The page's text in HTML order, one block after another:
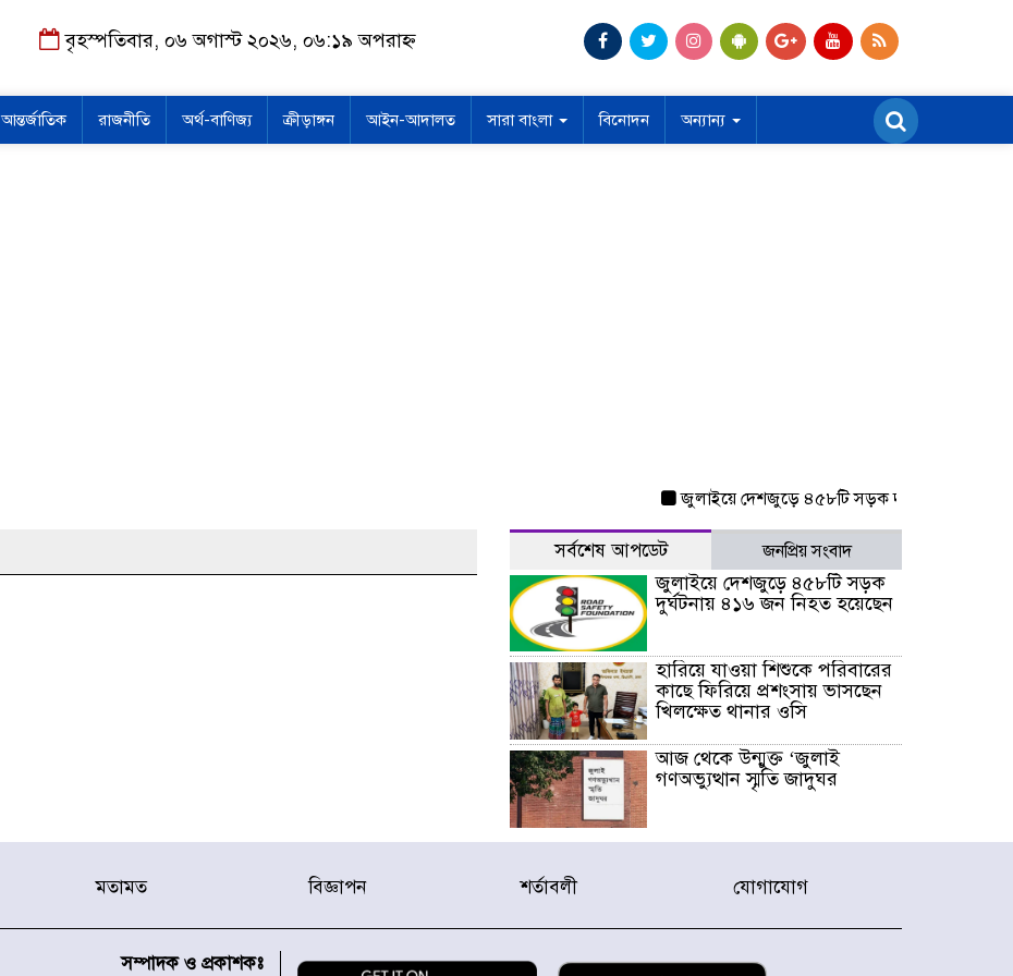
বৃহস্পতিবার, ০৬ অগাস্ট ২০২৬, ০৬:১৯ অপরাহ্ন
আন্তর্জাতিক রাজনীতি অর্থ-বাণিজ্য ক্রীড়াঙ্গন আইন-আদালত সারা বাংলা বিনোদন অন্যান্য
জুলাইয়ে দেশজুড়ে ৪৫৮টি সড়ক দুর্ঘটনায় ৪১৬ জন
সর্বশেষ আপডেট জনপ্রিয় সংবাদ
জুলাইয়ে দেশজুড়ে ৪৫৮টি সড়ক
দুর্ঘটনায় ৪১৬ জন নিহত হয়েছেন
হারিয়ে যাওয়া শিশুকে পরিবারের
কাছে ফিরিয়ে প্রশংসায় ভাসছেন
খিলক্ষেত থানার ওসি
আজ থেকে উন্মুক্ত ‘জুলাই
গণঅভ্যুত্থান স্মৃতি জাদুঘর
রাজধানীর উত্তরা আঞ্চলিক
চক্রের ১৩ জন সদস্যকে বিভিন্ন
র‌্যাব-১
হরমুজ প্রণালি নিয়ে ওমানের সঙ্গে
মতামত বিজ্ঞাপন শর্তাবলী যোগাযোগ
সম্পাদক ও প্রকাশকঃ